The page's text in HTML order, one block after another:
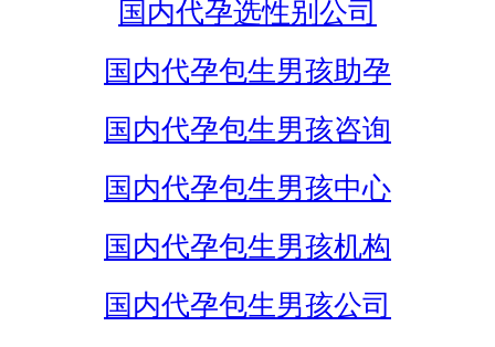
国内代孕选性别公司
国内代孕包生男孩助孕
国内代孕包生男孩咨询
国内代孕包生男孩中心
国内代孕包生男孩机构
国内代孕包生男孩公司